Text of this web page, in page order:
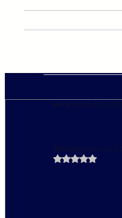
Mirek Vrchký13. 5.
Aktualizováno: 20. 9.
Hodnoceno